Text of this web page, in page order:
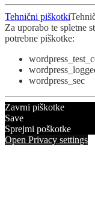
Tehnični piškotki
Za uporabo te spletne
potrebne piškotke:
wordpress_sec
Zavrni piškotke
Save
Sprejmi poškotke
Open Privacy settings